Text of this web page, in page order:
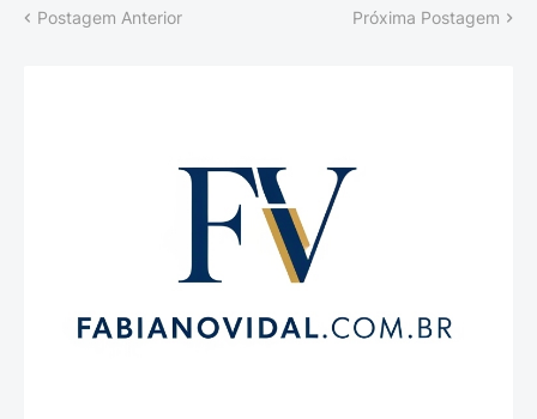
Postagem Anterior Próxima Postagem